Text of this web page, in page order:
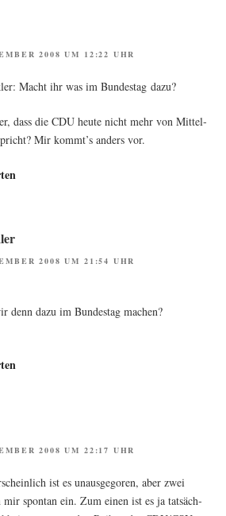
2008 UM 12:22 UHR
Macht ihr was im Bun­des­tag dazu?
dass die CDU heu­te nicht mehr von Mit­tel­
Mir kommt’s anders vor.
2008 UM 21:54 UHR
denn dazu im Bun­des­tag machen?
2008 UM 22:17 UHR
ist es unaus­ge­go­ren, aber zwei
mir spon­tan ein. Zum einen ist es ja tat­säch­